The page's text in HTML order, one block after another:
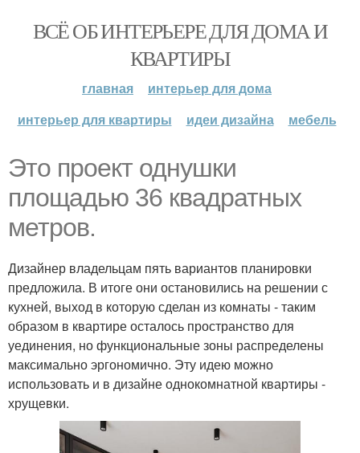
ВСЁ ОБ ИНТЕРЬЕРЕ ДЛЯ ДОМА И
КВАРТИРЫ
главная
интерьер для дома
интерьер для квартиры
идеи дизайна мебель
Это проект однушки
площадью 36 квадратных
метров.
Дизайнер владельцам пять вариантов планировки
предложила. В итоге они остановились на решении с
кухней, выход в которую сделан из комнаты - таким
образом в квартире осталось пространство для
уединения, но функциональные зоны распределены
максимально эргономично. Эту идею можно
использовать и в дизайне однокомнатной квартиры -
хрущевки.